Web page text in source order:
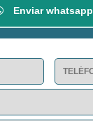
Enviar whatsapp